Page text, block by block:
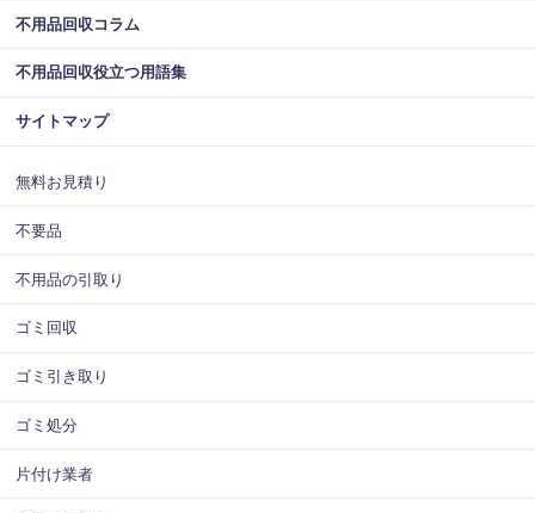
不用品回収コラム
不用品回収役立つ用語集
サイトマップ
無料お見積り
不要品
不用品の引取り
ゴミ回収
ゴミ引き取り
ゴミ処分
片付け業者